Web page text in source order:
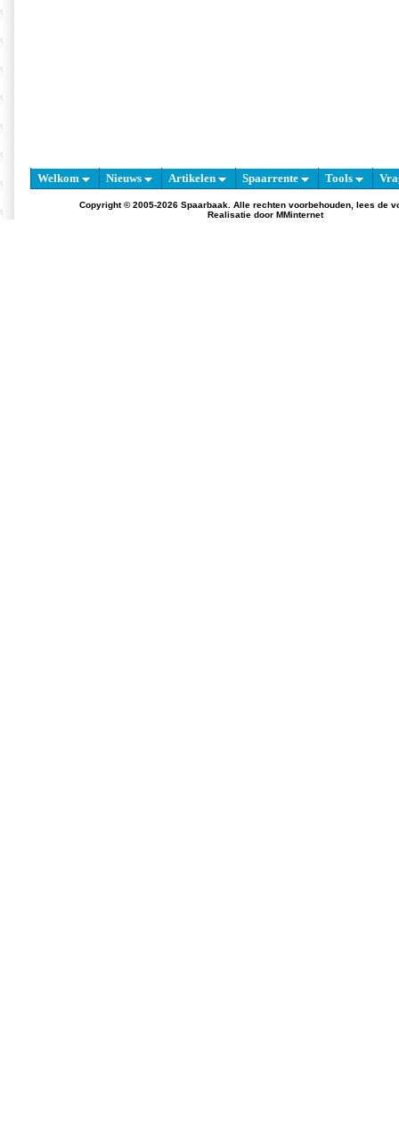
Welkom Nieuws Artikelen Spaarrente Tools
Copyright © 2005-2026 Spaarbaak. Alle rechten voorbehouden, lees de
Realisatie door MMinternet